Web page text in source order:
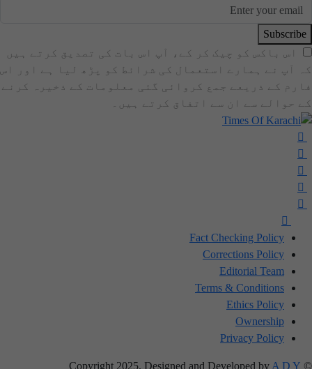
Subscribe
اس باکس کو چیک کر کے، آپ اس بات کی تصدیق کرتے ہیں
کہ آپ نے ہمارے استعمال کی شرائط کو پڑھ لیا ہے اور اس
فارم کے ذریعے جمع کروائی گئی معلومات کے ذخیرہ کرنے
کے حوالے سے ان سے اتفاق کرتے ہیں۔
Fact Checking Policy
Corrections Policy
Editorial Team
Terms & Conditions
Ethics Policy
Ownership
Privacy Policy
© Copyright 2025. Designed and Developed by
A D Y